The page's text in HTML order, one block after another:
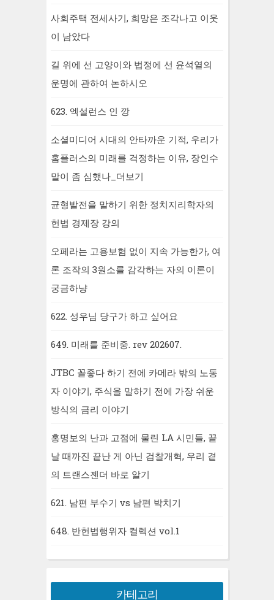
사회주택 전세사기, 희망은 조각나고 이웃
이 남았다
길 위에 선 고양이와 법정에 선 윤석열의
운명에 관하여 논하시오
623. 엑설런스 인 깡
소셜미디어 시대의 안타까운 기적, 우리가
홈플러스의 미래를 걱정하는 이유, 장인수
말이 좀 심했나_더보기
균형발전을 말하기 위한 정치지리학자의
헌법 경제장 강의
오페라는 고용보험 없이 지속 가능한가, 여
론 조작의 3원소를 감각하는 자의 이론이
궁금하냥
622. 성우님 당구가 하고 싶어요
649. 미래를 준비중. rev 202607.
JTBC 꼴좋다 하기 전에 카메라 밖의 노동
자 이야기, 주식을 말하기 전에 가장 쉬운
방식의 금리 이야기
홍명보의 난과 고점에 물린 LA 시민들, 끝
날 때까진 끝난 게 아닌 검찰개혁, 우리 곁
의 트랜스젠더 바로 알기
621. 남편 부수기 vs 남편 박치기
648. 반헌법행위자 컬렉션 vol.1
카테고리